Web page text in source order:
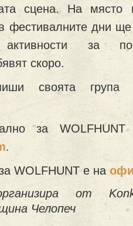
сцена. На място
фестивалните дни ще
за
скоро.
своята
за
.
WOLFHUNT е на
от
Челопеч